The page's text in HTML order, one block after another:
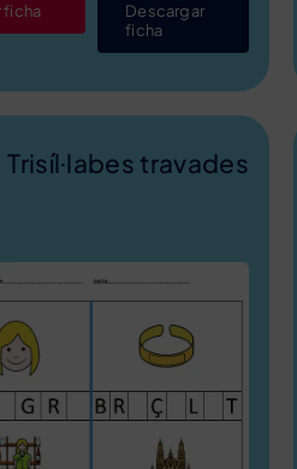
ficha
Descargar
ficha
Trisíl·labes travades